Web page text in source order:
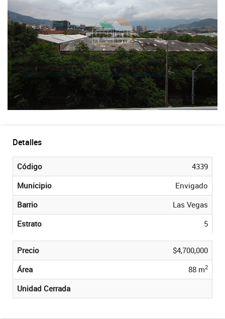
Detalles
Código
4339
Municipio
Envigado
Barrio
Las Vegas
Estrato
5
Precio
$4,700,000
Área
88 m2
Unidad Cerrada